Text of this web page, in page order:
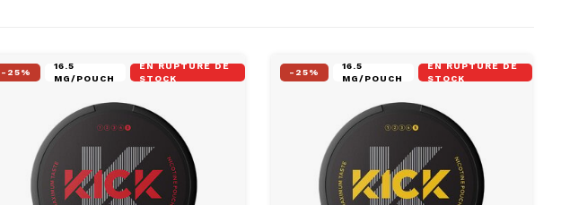
-25%
16.5
MG/POUCH
EN RUPTURE DE
STOCK
-25%
16.5
MG/POUCH
EN RUPTURE DE
STOCK